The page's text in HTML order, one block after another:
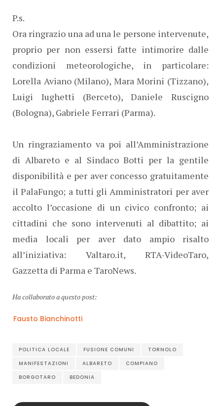
P.s.
Ora ringrazio una ad una le persone intervenute,
proprio per non essersi fatte intimorire dalle
condizioni meteorologiche, in particolare:
Lorella Aviano (Milano), Mara Morini (Tizzano),
Luigi Iughetti (Berceto), Daniele Ruscigno
(Bologna), Gabriele Ferrari (Parma).
Un ringraziamento va poi all’Amministrazione
di Albareto e al Sindaco Botti per la gentile
disponibilità e per aver concesso gratuitamente
il PalaFungo; a tutti gli Amministratori per aver
accolto l’occasione di un civico confronto; ai
cittadini che sono intervenuti al dibattito; ai
media locali per aver dato ampio risalto
all’iniziativa: Valtaro.it, RTA-VideoTaro,
Gazzetta di Parma e TaroNews.
Ha collaborato a questo post:
Fausto Bianchinotti
POLITICA LOCALE FUSIONE COMUNI
TORNOLO
MANIFESTAZIONI
ALBARETO
COMPIANO
BORGOTARO
BEDONIA